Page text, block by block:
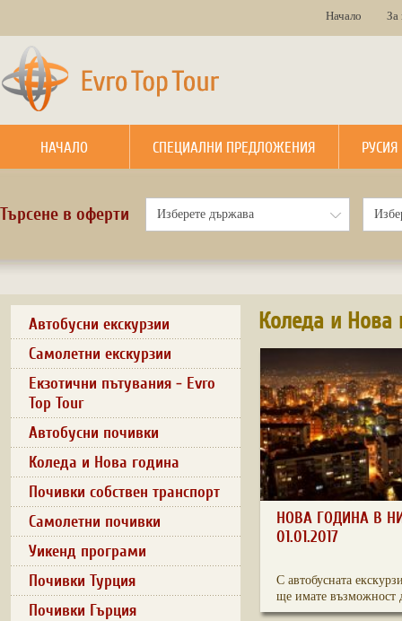
Начало За
НАЧАЛО СПЕЦИАЛНИ ПРЕДЛОЖЕНИЯ РУСИЯ
Търсене в оферти
Автобусни екскурзии
Самолетни екскурзии
Екзотични пътувания - Evro
Top Tour
Автобусни почивки
Коледа и Нова година
Почивки собствен транспорт
Самолетни почивки
Уикенд програми
Почивки Турция
Почивки Гърция
Коледа и Нова
НОВА ГОДИНА В
01.01.2017
С автобусната
ще имате възможност